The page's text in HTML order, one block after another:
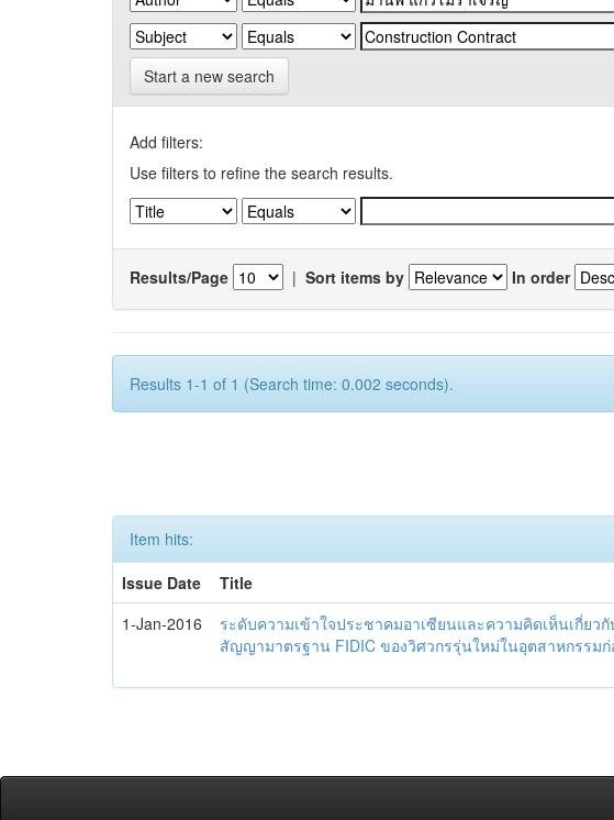
Start a new search
Add filters:
Use filters to refine the search results.
Results/Page | Sort items by In order
Results 1-1 of 1 (Search time: 0.002 seconds).
Item hits:
Issue Date
Title
1-Jan-2016
ระดับความเข้าใจประชาคมอาเซียนและความคิดเห็นเกี่ยว
สัญญามาตรฐาน FIDIC ของวิศวกรรุ่นใหม่ในอุตสาหกรรมก่